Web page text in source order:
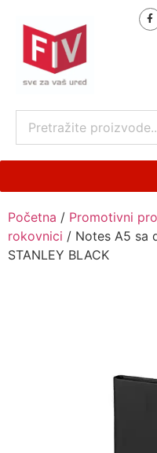
Početna / Promotivni
rokovnici / Notes A5 sa
STANLEY BLACK